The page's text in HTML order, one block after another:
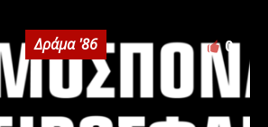
Δράμα '86 0